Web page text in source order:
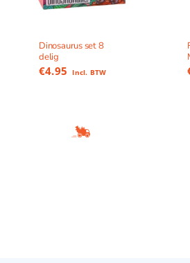
Dinosaurus set 8
delig
€4.95 Incl. BTW